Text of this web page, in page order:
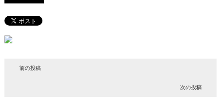
前の投稿
次の投稿